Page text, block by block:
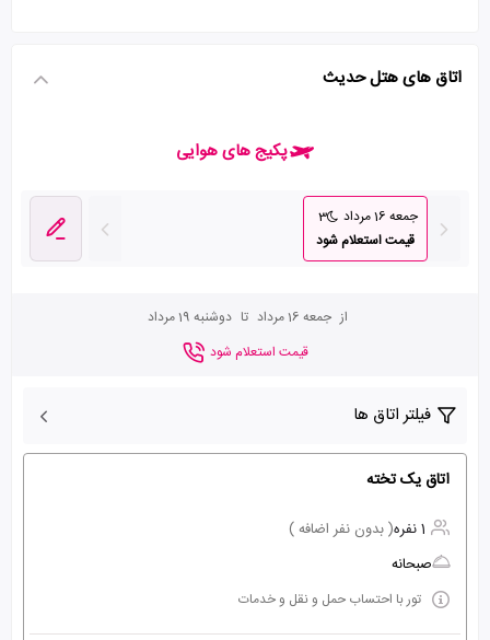
اتاق های هتل حدیث
پکیج های هوایی
جمعه 16 مرداد
3
قیمت استعلام شود
از جمعه 16 مرداد تا دوشنبه 19 مرداد
قیمت استعلام شود
فیلتر اتاق ها
اتاق یک تخته
1 نفره
( بدون نفر اضافه )
صبحانه
تور با احتساب حمل و نقل و خدمات